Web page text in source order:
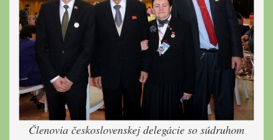
Členovia československej delegácie so súdruhom